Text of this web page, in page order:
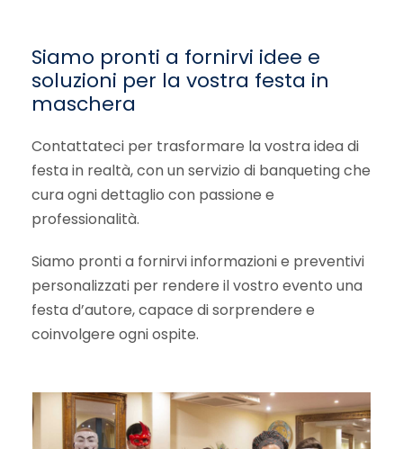
Siamo pronti a fornirvi idee e
soluzioni per la vostra festa in
maschera
Contattateci per trasformare la vostra idea di
festa in realtà, con un servizio di banqueting che
cura ogni dettaglio con passione e
professionalità.
Siamo pronti a fornirvi informazioni e preventivi
personalizzati per rendere il vostro evento una
festa d’autore, capace di sorprendere e
coinvolgere ogni ospite.